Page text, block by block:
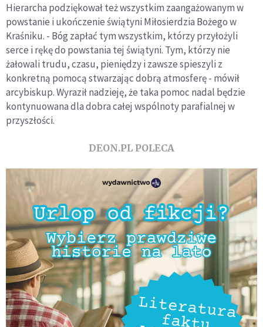
Hierarcha podziękował też wszystkim zaangażowanym w
powstanie i ukończenie świątyni Miłosierdzia Bożego w
Kraśniku. - Bóg zapłać tym wszystkim, którzy przyłożyli
serce i rękę do powstania tej świątyni. Tym, którzy nie
żałowali trudu, czasu, pieniędzy i zawsze spieszyli z
konkretną pomocą stwarzając dobrą atmosferę - mówił
arcybiskup. Wyraził nadzieję, że taka pomoc nadal będzie
kontynuowana dla dobra całej wspólnoty parafialnej w
przyszłości.
DEON.PL POLECA